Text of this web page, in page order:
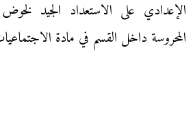
الإعدادي على الاستعداد الجيد
المحروسة داخل القسم في مادة